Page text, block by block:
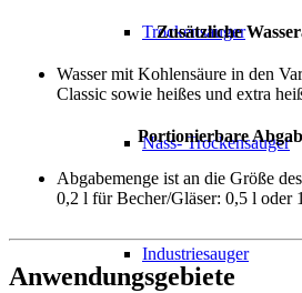
Trockensauger
Nass- Trockensauger
Industriesauger
Zusätzliche
Wasser mit Kohlensäure in den
Classic sowie heißes und extra
Portionierbare
Abgabemenge ist an die Größe
0,2 l für Becher/Gläser: 0,5 l oder
Anwendungsgebiete